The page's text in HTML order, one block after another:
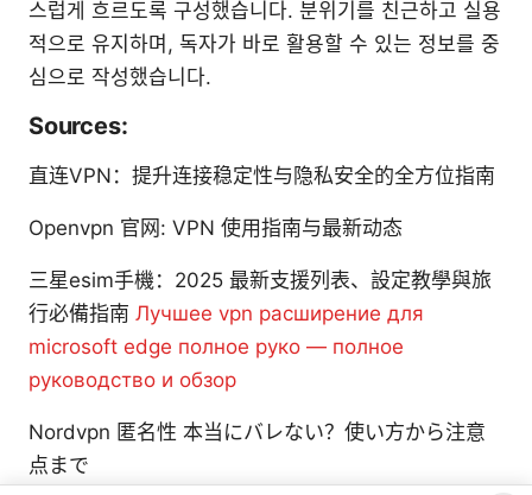
스럽게 흐르도록 구성했습니다. 분위기를 친근하고 실용
적으로 유지하며, 독자가 바로 활용할 수 있는 정보를 중
심으로 작성했습니다.
Sources:
直连VPN：提升连接稳定性与隐私安全的全方位指南
Openvpn 官网: VPN 使用指南与最新动态
三星esim手機：2025 最新支援列表、設定教學與旅
行必備指南 Лучшее vpn расширение для
microsoft edge полное руко — полное
руководство и обзор
Nordvpn 匿名性 本当にバレない？使い方から注意
点まで